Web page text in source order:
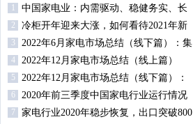
中国家电业：内需驱动、稳健务实、长
期向好
2
冷柜开年迎来大涨，如何看待2021年新
趋势？
3
2022年6月家电市场总结（线下篇）：集
成灶零售额同比上升
4 2022年12月家电市场总结（线上篇）
5
2022年12月家电市场总结（线下篇）：
冰洗空冷规模均下降
6
2020年前三季度中国家电行业运行情况
（行业及内销篇）
7
家电行业2020年稳步恢复，出口突破800